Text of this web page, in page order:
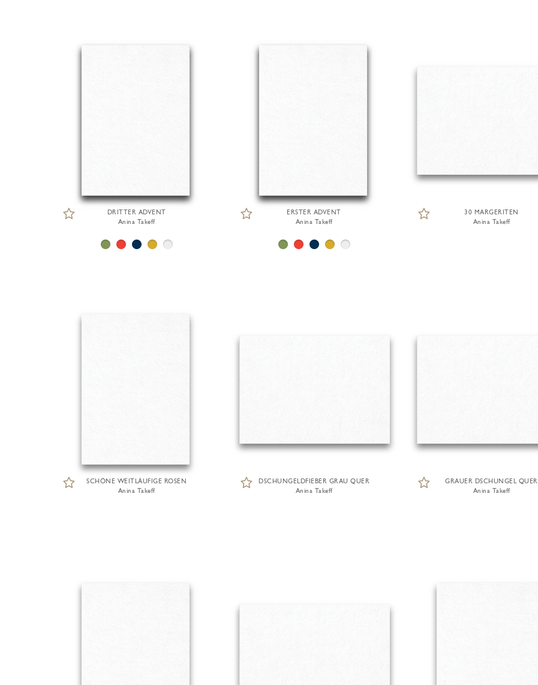
DRITTER ADVENT
Anina Takeff
ERSTER ADVENT
Anina Takeff
30 MARGERITEN
Anina Takeff
SCHÖNE WEITLÄUFIGE ROSEN
Anina Takeff
DSCHUNGELDFIEBER GRAU QUER
Anina Takeff
GRAUER DSCHUNGEL QUER
Anina Takeff